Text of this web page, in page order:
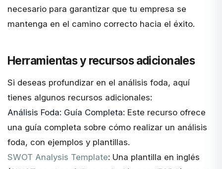
necesario para garantizar que tu empresa se
mantenga en el camino correcto hacia el éxito.
Herramientas y recursos adicionales
Si deseas profundizar en el análisis foda, aquí
tienes algunos recursos adicionales:
Análisis Foda: Guía Completa: Este recurso ofrece
una guía completa sobre cómo realizar un análisis
foda, con ejemplos y plantillas.
SWOT Analysis Template: Una plantilla en inglés